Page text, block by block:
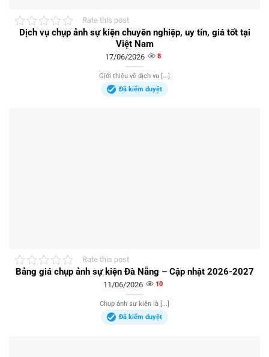
Rate this post
Dịch vụ chụp ảnh sự kiện chuyên nghiệp, uy tín, giá tốt tại
Việt Nam
17/06/2026 8
Giới thiệu về dịch vụ [...]
Đã kiểm duyệt
Rate this post
Bảng giá chụp ảnh sự kiện Đà Nẵng – Cập nhật 2026-2027
11/06/2026 10
Chụp ảnh sự kiện là [...]
Đã kiểm duyệt